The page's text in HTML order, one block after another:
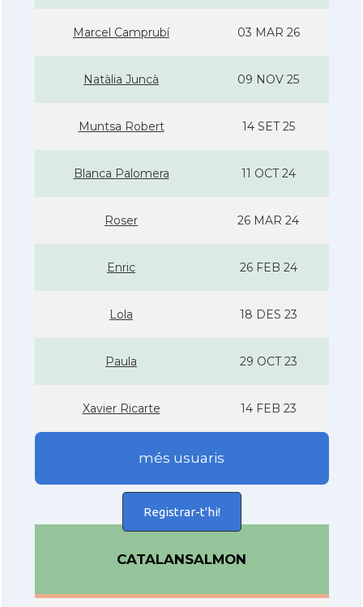
Marcel Camprubí 03 MAR 26
Natàlia Juncà 09 NOV 25
Muntsa Robert 14 SET 25
Blanca Palomera 11 OCT 24
Roser 26 MAR 24
Enric 26 FEB 24
Lola 18 DES 23
Paula 29 OCT 23
Xavier Ricarte 14 FEB 23
més usuaris
Registrar-t'hi!
CATALANSALMON